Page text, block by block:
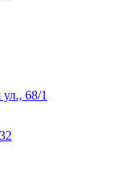
68/1